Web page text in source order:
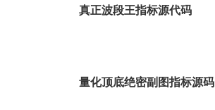
真正波段王指标源代码
量化顶底绝密副图指标源码